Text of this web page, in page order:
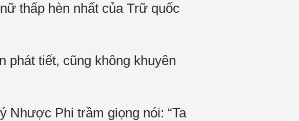
thấp hèn nhất của Trữ quốc
phát tiết, cũng không khuyên
Nhược Phi trầm giọng nói: “Ta